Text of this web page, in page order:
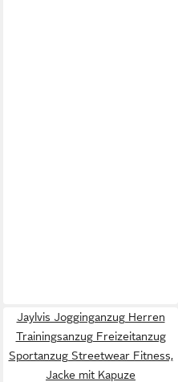
Jaylvis Jogginganzug Herren
Trainingsanzug Freizeitanzug
Sportanzug Streetwear Fitness,
Jacke mit Kapuze